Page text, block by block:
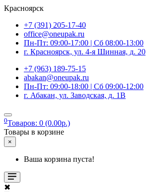
Красноярск
+7 (391) 205-17-40
office@oneupak.ru
Пн-Пт: 09:00-17:00 | Сб 08:00-13:00
г. Красноярск, ул. 4-я Шинная, д. 20
+7 (963) 189-75-15
abakan@oneupak.ru
Пн-Пт: 09:00-18:00 | Сб 09:00-12:00
г. Абакан, ул. Заводская, д. 1В
0Товаров: 0 (0.00р.)
Товары в корзине
×
Ваша корзина пуста!
✖